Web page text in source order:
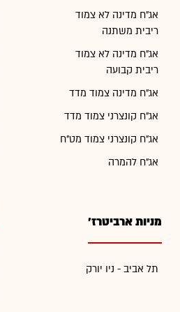
אג"ח מדינה לא צמוד
ריבית משתנה
אג"ח מדינה לא צמוד
ריבית קבועה
אג"ח מדינה צמוד מדד
אג"ח קונצרני צמוד מדד
אג"ח קונצרני צמוד מט"ח
אג"ח להמרה
מניות ארביטרז'
תל אביב - ניו יורק